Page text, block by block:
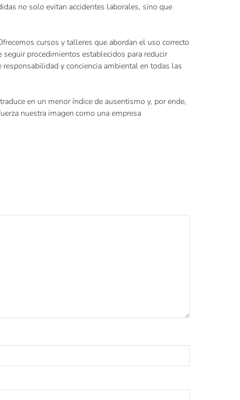
no solo evitan accidentes laborales, sino que
cursos y talleres que abordan el uso correcto
procedimientos establecidos para reducir
y conciencia ambiental en todas las
en un menor índice de ausentismo y, por ende,
nuestra imagen como una empresa